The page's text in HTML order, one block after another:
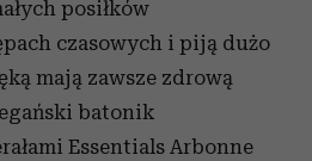
posiłków
czasowych i piją dużo
mają zawsze zdrową
batonik
Essentials Arbonne